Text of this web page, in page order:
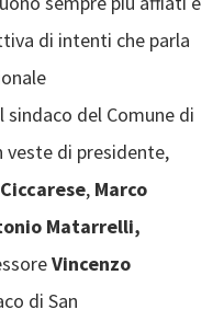
di intenti che parla
sindaco del Comune di
veste di presidente,
, Marco
Matarrelli,
Vincenzo
di San